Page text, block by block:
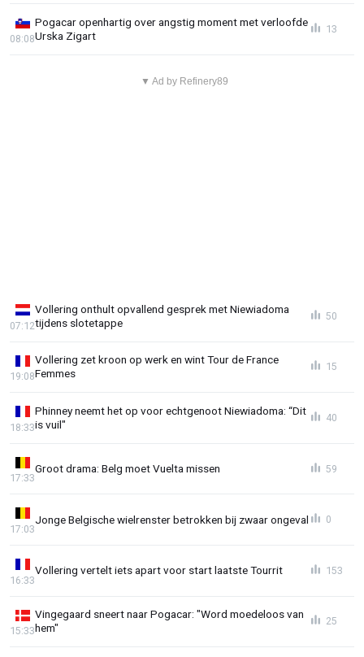
Pogacar openhartig over angstig moment met verloofde
Urska Zigart
08:08
13
▼ Ad by Refinery89
Vollering onthult opvallend gesprek met Niewiadoma
tijdens slotetappe
07:12
50
Vollering zet kroon op werk en wint Tour de France
Femmes
19:08
15
Phinney neemt het op voor echtgenoot Niewiadoma: “Dit
is vuil"
18:33
40
Groot drama: Belg moet Vuelta missen
17:33
59
Jonge Belgische wielrenster betrokken bij zwaar ongeval
17:03
0
Vollering vertelt iets apart voor start laatste Tourrit
16:33
153
Vingegaard sneert naar Pogacar: "Word moedeloos van
hem"
15:33
25